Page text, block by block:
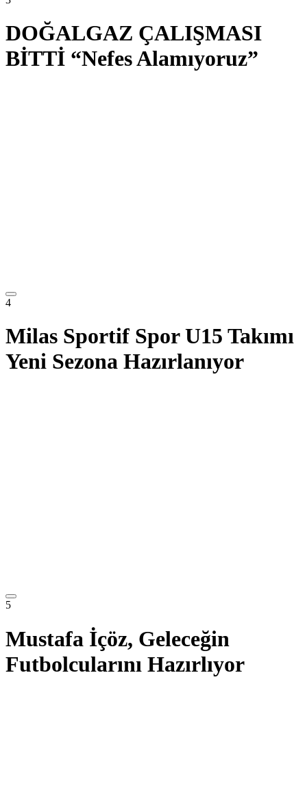
DOĞALGAZ ÇALIŞMASI
BİTTİ “Nefes Alamıyoruz”
4
Milas Sportif Spor U15 Takımı
Yeni Sezona Hazırlanıyor
5
Mustafa İçöz, Geleceğin
Futbolcularını Hazırlıyor